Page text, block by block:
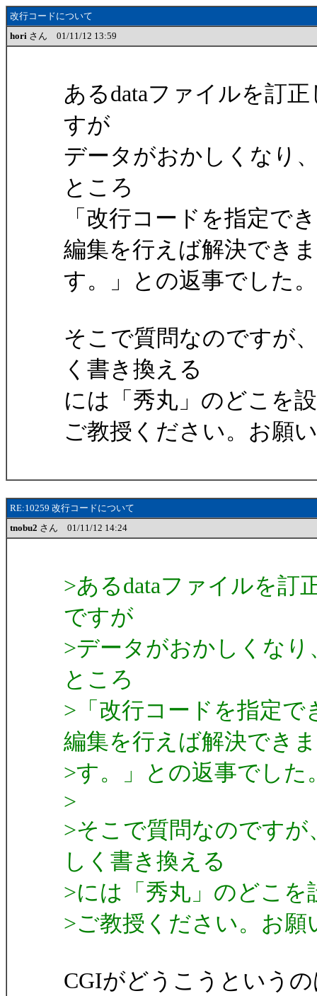
改行コードについて
hori さん 01/11/12 13:59
あるdataファイルを訂
すが
データがおかしくなり
ところ
「改行コードを指定で
編集を行えば解決できま
す。」との返事でした。
そこで質問なのですが
く書き換える
には「秀丸」のどこを
ご教授ください。お願
RE:10259 改行コードについて
tnobu2 さん 01/11/12 14:24
>あるdataファイルを訂
ですが
>データがおかしくな
ところ
>「改行コードを指定
編集を行えば解決できま
>す。」との返事でした
>
>そこで質問なのですが
しく書き換える
>には「秀丸」のどこ
>ご教授ください。お願
CGIがどうこうという